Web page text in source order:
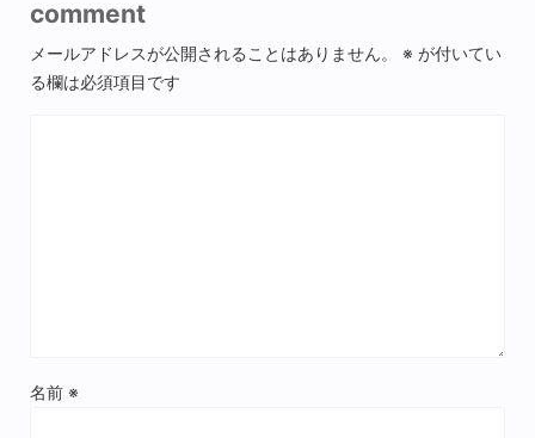
comment
メールアドレスが公開されることはありません。 ※ が付いてい
る欄は必須項目です
名前 ※